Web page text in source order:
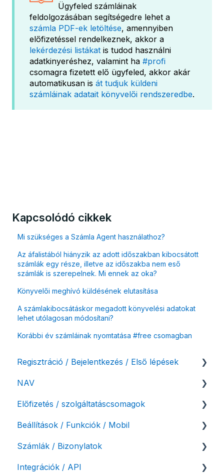
Ügyfeled számláinak
feldolgozásában segítségedre lehet a
számla PDF-ek letöltése, amennyiben
előfizetéssel rendelkeznek, akkor a
lekérdezési listákat is tudod használni
adatkinyeréshez, valamint ha #profi
csomagra fizetett elő ügyfeled, akkor akár
automatikusan is át tudjuk küldeni
számláinak adatait könyvelői rendszeredbe.
Kapcsolódó cikkek
Mi szükséges a Számla Agent használathoz?
Az áfalistából hiányzik az adott időszakban kibocsátott
számlák egy része, illetve az időszakba nem eső
számlák is szerepelnek. Mi ennek az oka?
Könyvelői meghívó küldésének elutasítása
A számlakibocsátáskor megadott könyvelési adatokat
lehet utólagosan módosítani?
Korábbi év számláinak nyomtatása #free csomagban
Regisztráció / Bejelentkezés / Első lépések
Felhasználó beállításai
Számlázási fiók kezdő beállításai, első lépések
NAV
NAV online adatszolgáltatás
Adóhatósági ellenőrzés adatszolgáltatás
NAV pénztárgép feladás (PTGSZLAH)
Számlaverzum
Előfizetés / szolgáltatáscsomagok
Szolgáltatáscsomag kiválasztása
Szolgáltatáscsomag módosítása
Fiók / felhasználó törlése
Beállítások / Funkciók / Mobil
Számlakészítés
Mobilapplikáció / MostSzámlázz
Számlák / Bizonylatok
Sztornó-, és helyesbítő számla
Integrációk / API